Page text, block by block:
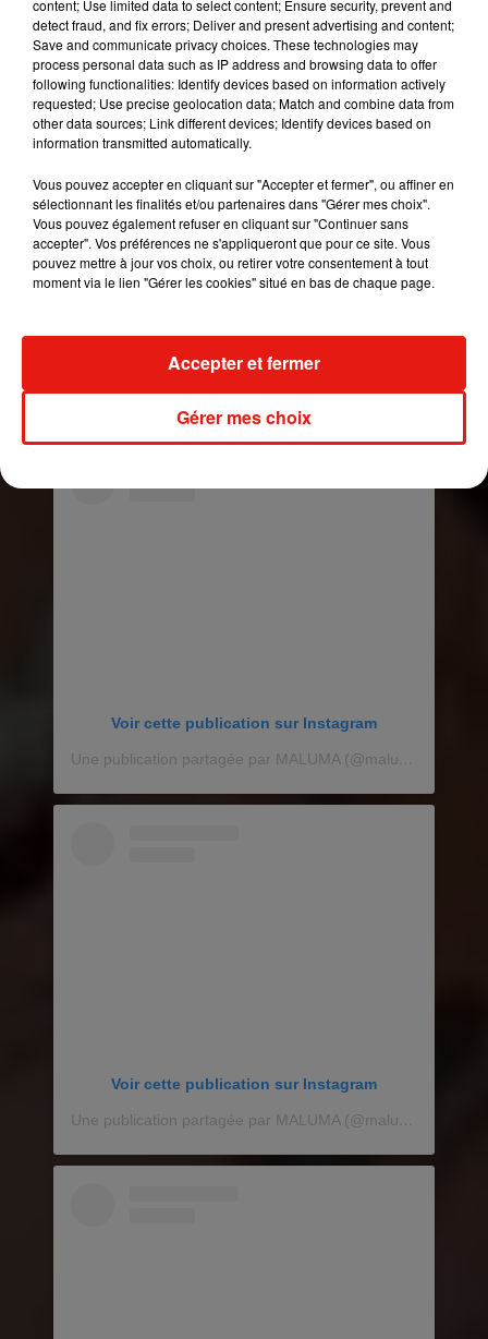
Voir cette publication sur Instagram
Une publication partagée par MALUMA (@maluma)
Voir cette publication sur Instagram
Voir cette publication sur Instagram
content; Use limited data to select content; Ensure security, prevent and
detect fraud, and fix errors; Deliver and present advertising and content;
Save and communicate privacy choices. These technologies may
process personal data such as IP address and browsing data to offer
following functionalities: Identify devices based on information actively
requested; Use precise geolocation data; Match and combine data from
other data sources; Link different devices; Identify devices based on
information transmitted automatically.
Vous pouvez accepter en cliquant sur "Accepter et fermer", ou affiner en
sélectionnant les finalités et/ou partenaires dans "Gérer mes choix".
Vous pouvez également refuser en cliquant sur "Continuer sans
accepter". Vos préférences ne s'appliqueront que pour ce site. Vous
pouvez mettre à jour vos choix, ou retirer votre consentement à tout
moment via le lien "Gérer les cookies" situé en bas de chaque page.
Gérer mes choix
Accepter et fermer